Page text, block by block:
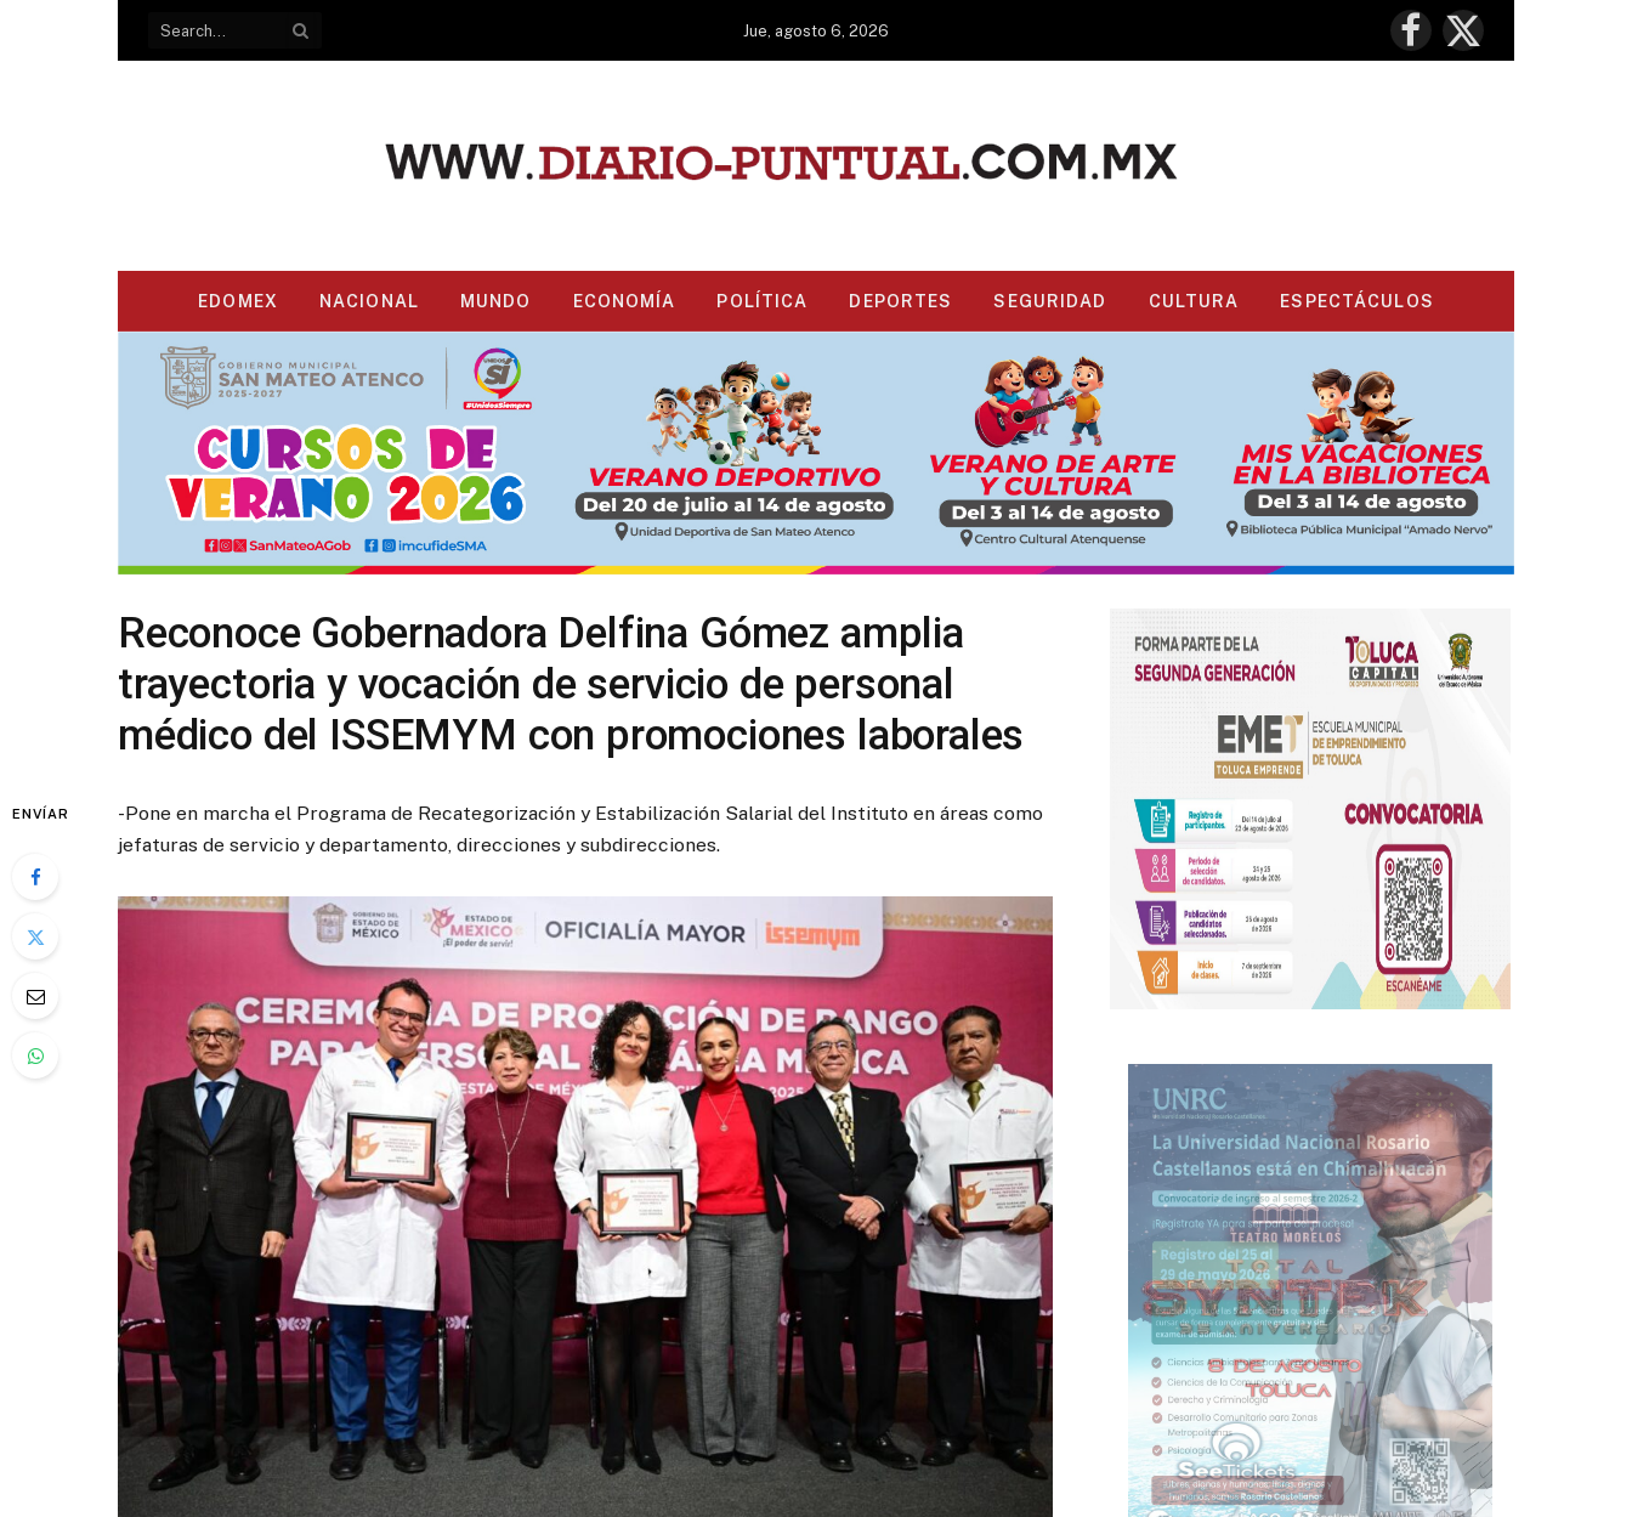
Jue, agosto 6, 2026
Facebook
X
(Twitter)
EDOMEX NACIONAL MUNDO ECONOMÍA POLÍTICA DEPORTES SEGURIDAD CULTURA ESPECTÁCULOS
Reconoce Gobernadora Delfina Gómez amplia
trayectoria y vocación de servicio de personal
médico del ISSEMYM con promociones laborales
ENVÍAR
-Pone en marcha el Programa de Recategorización y Estabilización Salarial del Instituto en áreas como
jefaturas de servicio y departamento, direcciones y subdirecciones.